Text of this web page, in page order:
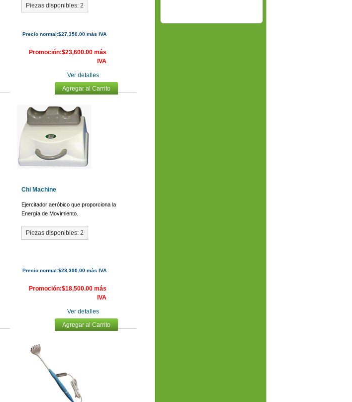
Piezas disponibles: 2
Precio normal:$27,350.00 más IVA
Promoción:$23,600.00 más
IVA
Ver detalles
Agregar al Carrito
Chi Machine
Ejercitador aeróbico que proporciona la
Energía de Movimiento.
Piezas disponibles: 2
Precio normal:$23,390.00 más IVA
Promoción:$18,500.00 más
IVA
Ver detalles
Agregar al Carrito